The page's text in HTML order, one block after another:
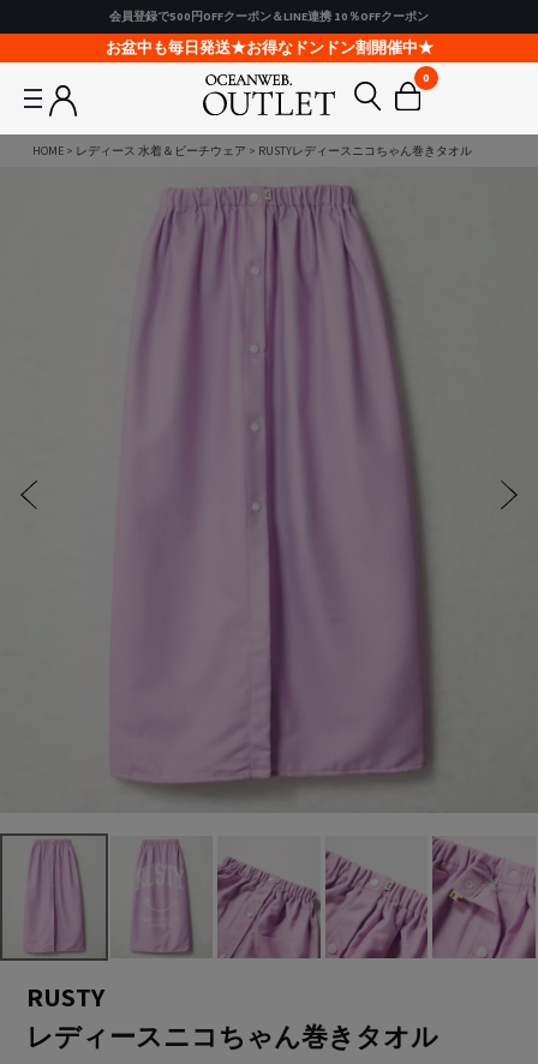
会員登録で500円OFFクーポン＆LINE連携 10％OFFクーポン
お盆中も毎日発送★お得なドンドン割開催中★
0
HOME レディース 水着＆ビーチウェア RUSTYレディースニコちゃん巻きタオル
RUSTY
レディースニコちゃん巻きタオル